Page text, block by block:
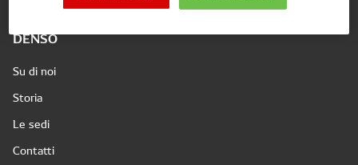
DENSO
Su di noi
Storia
Le sedi
Contatti